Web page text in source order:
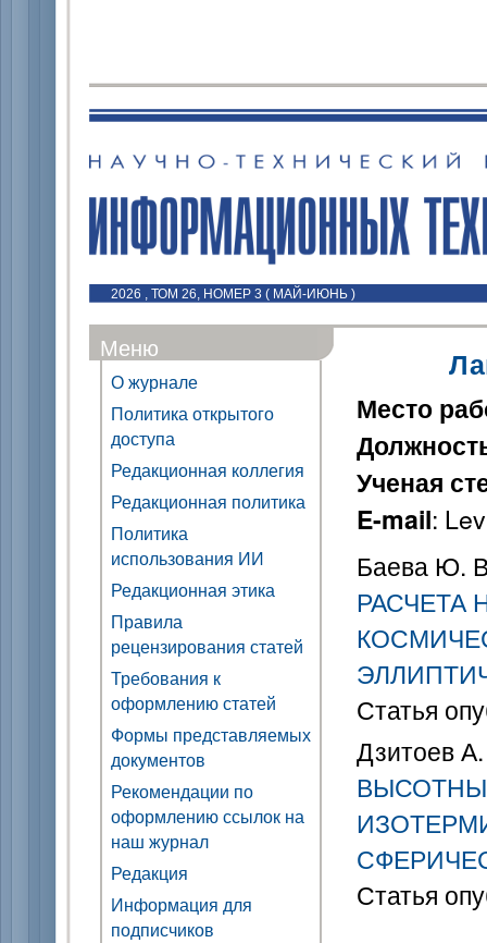
2026 , ТОМ 26, НОМЕР 3 ( МАЙ-ИЮНЬ )
Меню
О журнале
Политика открытого
доступа
Редакционная коллегия
Редакционная политика
Политика
использования ИИ
Редакционная этика
Правила
рецензирования статей
Требования к
оформлению статей
Формы представляемых
документов
Рекомендации по
оформлению ссылок на
наш журнал
Редакция
Информация для
подписчиков
Место
Ученая
E-mail:
Баева Ю.
РАСЧЕТА
Статья
Дзитоев
Статья